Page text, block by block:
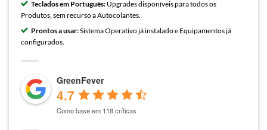
Teclados em Português: Upgrades disponíveis para todos os
Produtos, sem recurso a Autocolantes.
Prontos a usar:Sistema Operativo já instalado e Equipamentos já
configurados.
GreenFever
4.7
Como base em 118 críticas